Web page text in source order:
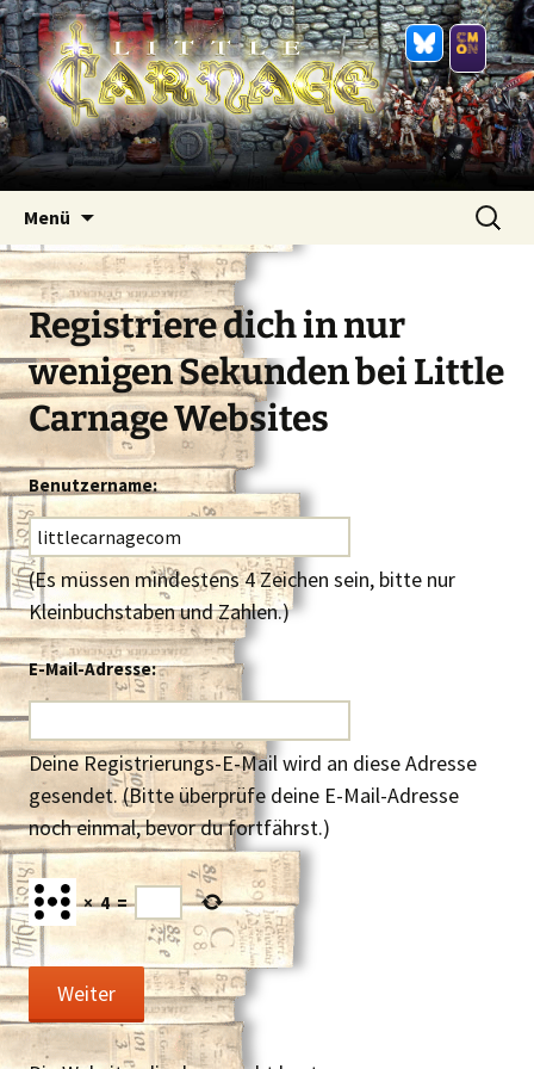
Menü
springen
Suchen
nach:
Registriere dich in nur
wenigen Sekunden bei Little
Carnage Websites
Benutzername:
(Es müssen mindestens 4 Zeichen sein, bitte nur
Kleinbuchstaben und Zahlen.)
E-Mail-Adresse:
Deine Registrierungs-E-Mail wird an diese Adresse
gesendet. (Bitte überprüfe deine E-Mail-Adresse
noch einmal, bevor du fortfährst.)
×4=